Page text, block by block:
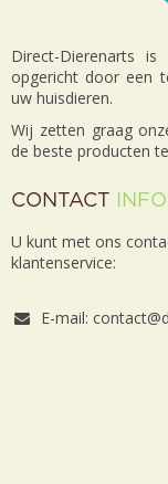
Direct-Dierenarts
opgericht door een
uw huisdieren.
Wij zetten graag
de beste producten
CONTACT INFO
U kunt met ons
klantenservice:
E-mail: